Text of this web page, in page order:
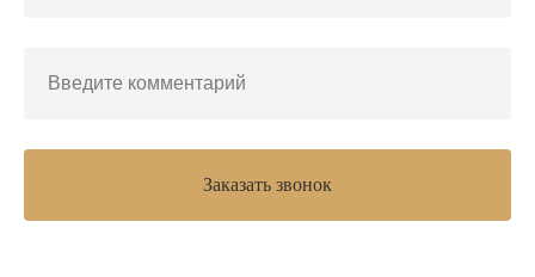
Заказать звонок